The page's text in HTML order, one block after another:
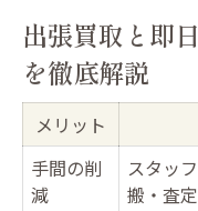
出張買取と即
を徹底解説
メリット
手間の削
減
スタッ
搬・査定